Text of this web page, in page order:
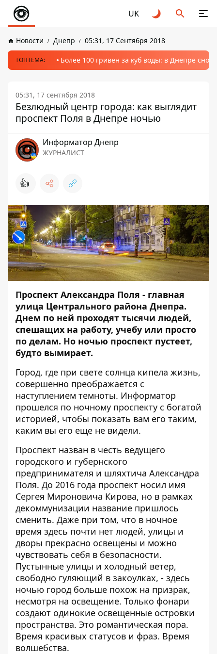
UK
Новости Днепр 05:31, 17 Сентября 2018
ТОПТЕМА: Более 100 гривен за куб воды: в Днепре
05:31, 17 сентября 2018
Безлюдный центр города: как выглядит
проспект Поля в Днепре ночью
Информатор Днепр
ЖУРНАЛИСТ
👍
Проспект Александра Поля - главная
улица Центрального района Днепра.
Днем по ней проходят тысячи людей,
спешащих на работу, учебу или просто
по делам. Но ночью проспект пустеет,
будто вымирает.
Город, где при свете солнца кипела жизнь,
совершенно преображается с
наступлением темноты. Информатор
прошелся по ночному проспекту с богатой
историей, чтобы показать вам его таким,
каким вы его еще не видели.
Проспект назван в честь ведущего
городского и губернского
предпринимателя и шляхтича Александра
Поля. До 2016 года проспект носил имя
Сергея Мироновича Кирова, но в рамках
декоммунизации название пришлось
сменить. Даже при том, что в ночное
время здесь почти нет людей, улицы и
дворы прекрасно освещены и можно
чувствовать себя в безопасности.
Пустынные улицы и холодный ветер,
свободно гуляющий в закоулках, - здесь
ночью город больше похож на призрак,
несмотря на освещение. Только фонари
создают одинокие освещенные островки
пространства. Это романтическая пора.
Время красивых статусов и фраз. Время
волшебства.